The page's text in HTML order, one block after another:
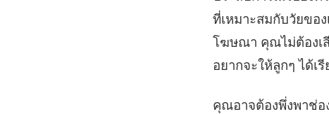
ที่เหมาะสมกับวัยขอ
โฆษณา คุณไม่ต้องเ
อยากจะให้ลูกๆ ได้เ
คุณอาจต้องพึ่งพาช่อ